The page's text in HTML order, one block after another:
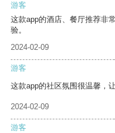
游客
这款app的酒店、餐厅推荐非
验。
2024-02-09
游客
这款app的社区氛围很温馨，
2024-02-09
游客